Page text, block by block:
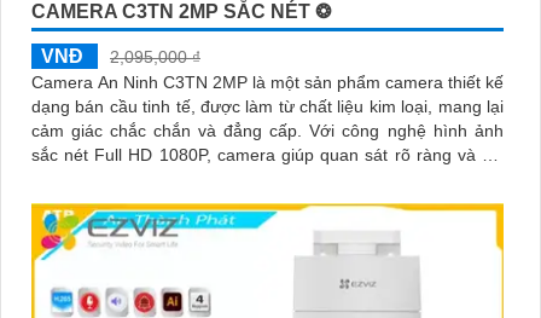
CAMERA C3TN 2MP SẮC NÉT ❂
VNĐ
2,095,000 ₫
Camera An Ninh C3TN 2MP là một sản phẩm camera thiết kế
dạng bán cầu tinh tế, được làm từ chất liệu kim loại, mang lại
cảm giác chắc chắn và đẳng cấp. Với công nghệ hình ảnh
sắc nét Full HD 1080P, camera giúp quan sát rõ ràng và chi